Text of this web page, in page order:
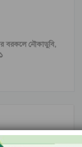
বরকলে নৌকাডুবি,